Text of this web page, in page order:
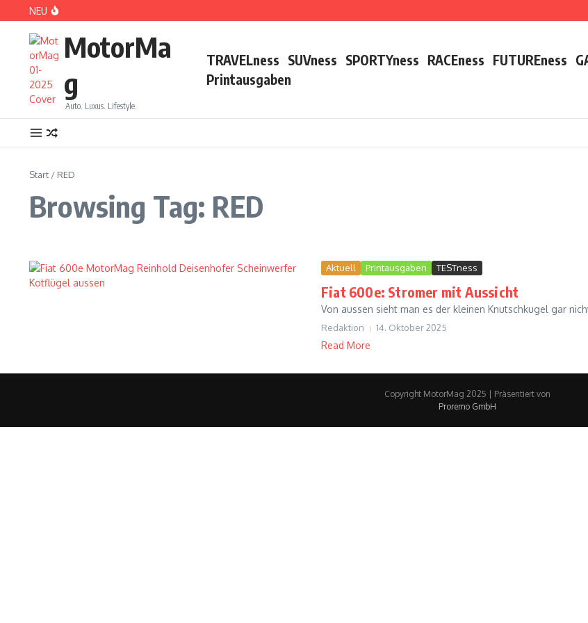
Zum Inhalt springen
NEU
MotorMa
g
Auto. Luxus. Lifestyle.
TRAVELness SUVness SPORTYness RACEness FUTUREness
Printausgaben
Start / RED
Browsing Tag: RED
Aktuell Printausgaben TESTness
Fiat 600e: Stromer mit Aussicht
Von aussen sieht man es der kleinen Knutschkugel gar
Redaktion 14. Oktober 2025
Read More
Copyright MotorMag 2025 | Präsentiert von
Proremo GmbH